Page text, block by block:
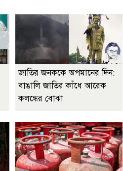
জাতির জনককে অপমানের দিন:
বাঙালি জাতির কাঁধে আরেক
কলঙ্কের বোঝা